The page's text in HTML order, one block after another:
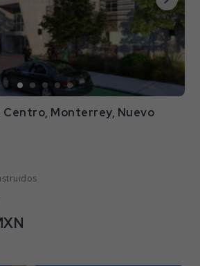
Centro, Monterrey, Nuevo